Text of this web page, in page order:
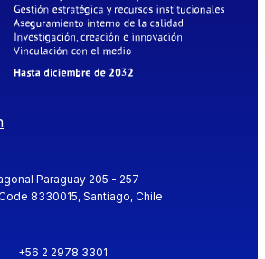
Paraguay 205 - 257
8330015, Santiago, Chile
+56 2 2978 3301